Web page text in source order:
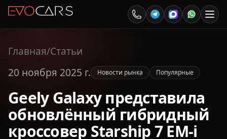
Главная/Статьи
20 ноября 2025 г.
Новости рынка Популярные
Geely Galaxy представила
обновлённый гибридный
кроссовер Starship 7 EM-i